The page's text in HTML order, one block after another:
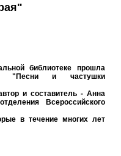
библиотеке прошла
"Песни и частушки
и составитель - Анна
Всероссийского
в течение многих лет